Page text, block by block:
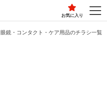
お気に入り
眼鏡・コンタクト・ケア用品のチラシ一覧